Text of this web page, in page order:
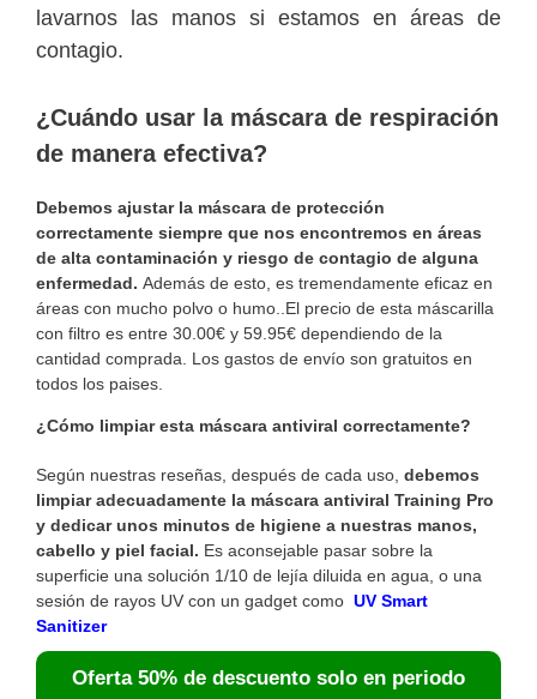
lavarnos las manos si estamos en áreas de
contagio.
¿Cuándo usar la máscara de respiración
de manera efectiva?
Debemos ajustar la máscara de protección
correctamente siempre que nos encontremos en áreas
de alta contaminación y riesgo de contagio de alguna
enfermedad. Además de esto, es tremendamente eficaz en
áreas con mucho polvo o humo..El precio de esta máscarilla
con filtro es entre 30.00€ y 59.95€ dependiendo de la
cantidad comprada. Los gastos de envío son gratuitos en
todos los paises.
¿Cómo limpiar esta máscara antiviral correctamente?
Según nuestras reseñas, después de cada uso, debemos
limpiar adecuadamente la máscara antiviral Training Pro
y dedicar unos minutos de higiene a nuestras manos,
cabello y piel facial. Es aconsejable pasar sobre la
superficie una solución 1/10 de lejía diluida en agua, o una
sesión de rayos UV con un gadget como UV Smart
Sanitizer
Oferta 50% de descuento solo en periodo